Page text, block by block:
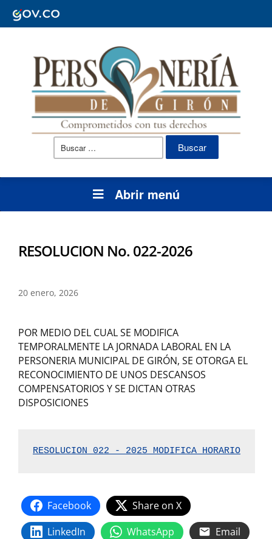
Buscar:
Abrir menú
RESOLUCION No. 022-2026
20 enero, 2026
POR MEDIO DEL CUAL SE MODIFICA
TEMPORALMENTE LA JORNADA LABORAL EN LA
PERSONERIA MUNICIPAL DE GIRÓN, SE OTORGA EL
RECONOCIMIENTO DE UNOS DESCANSOS
COMPENSATORIOS Y SE DICTAN OTRAS
DISPOSICIONES
RESOLUCION 022 - 2025 MODIFICA HORARIO
Facebook
Share on X
LinkedIn
WhatsApp
Email